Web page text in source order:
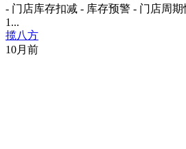
- 门店库存扣减 - 库存预警 - 门店周期
1...
揽八方
10月前